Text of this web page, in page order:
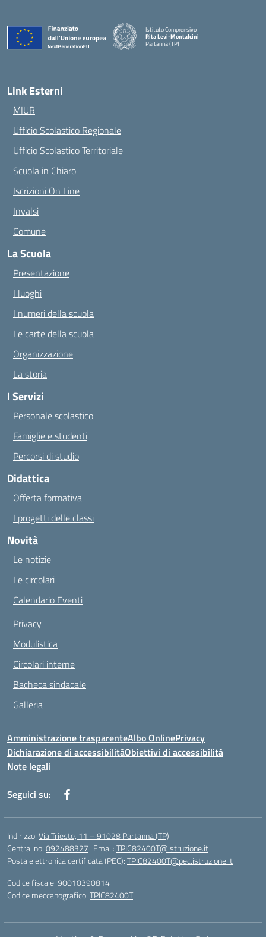
Istituto Comprensivo
Rita Levi-Montalcini
Partanna (TP)
Link Esterni
MIUR
Ufficio Scolastico Regionale
Ufficio Scolastico Territoriale
Scuola in Chiaro
Iscrizioni On Line
Invalsi
Comune
La Scuola
Presentazione
I luoghi
I numeri della scuola
Le carte della scuola
Organizzazione
La storia
I Servizi
Personale scolastico
Famiglie e studenti
Percorsi di studio
Didattica
Offerta formativa
I progetti delle classi
Novità
Le notizie
Le circolari
Calendario Eventi
Privacy
Modulistica
Circolari interne
Bacheca sindacale
Galleria
Amministrazione trasparenteAlbo OnlinePrivacy
Dichiarazione di accessibilitàObiettivi di accessibilità
Note legali
Seguici su:
Indirizzo:Via Trieste, 11 – 91028 Partanna (TP)
Centralino:092488327 Email:TPIC82400T@istruzione.it
Posta elettronica certificata (PEC):TPIC82400T@pec.istruzione.it
Codice fiscale: 90010390814
Codice meccanografico:TPIC82400T